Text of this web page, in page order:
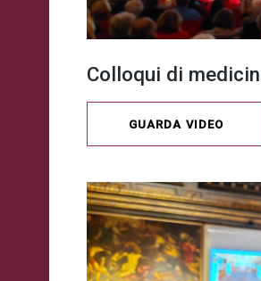
Colloqui di
GUARDA VIDEO